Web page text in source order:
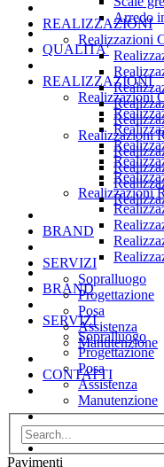
Arredo
QUALITA'
REALIZZAZIONI
Realizzazioni
Realizzazioni
BRAND
SERVIZI
Sopralluogo
Progettazione
Posa
Assistenza
Manutenzione
CONTATTI
REALIZZAZIONI
Realizzazioni
Realizzazioni
BRAND
SERVIZI
Sopralluogo
Progettazione
Posa
Assistenza
Manutenzione
CONTATTI
Pavimenti